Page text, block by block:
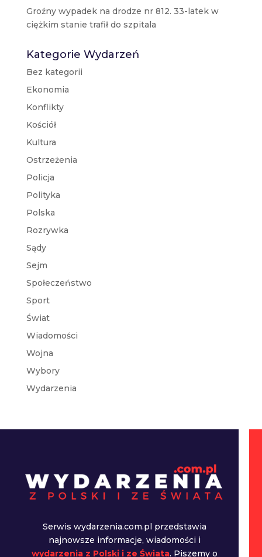
Groźny wypadek na drodze nr 812. 33-latek w
ciężkim stanie trafił do szpitala
Kategorie Wydarzeń
Bez kategorii
Ekonomia
Konflikty
Kościół
Kultura
Ostrzeżenia
Policja
Polityka
Polska
Rozrywka
Sądy
Sejm
Społeczeństwo
Sport
Świat
Wiadomości
Wojna
Wybory
Wydarzenia
Serwis wydarzenia.com.pl przedstawia
najnowsze informacje, wiadomości i
wydarzenia z Polski i ze Świata. Piszemy o